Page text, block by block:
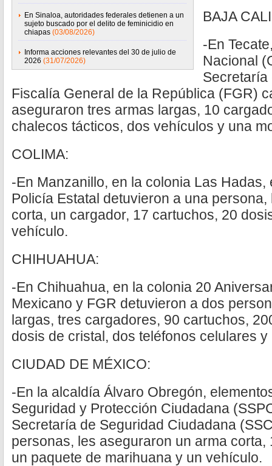
En Sinaloa, autoridades federales detienen a un
sujeto buscado por el delito de feminicidio en
chiapas (03/08/2026)
Informa acciones relevantes del 30 de julio de
2026 (31/07/2026)
BAJA
-En
Nacional
Secretaría
Fiscalía General de la República (FGR)
aseguraron tres armas largas, 10
chalecos tácticos, dos vehículos y una
COLIMA:
-En Manzanillo, en la colonia Las Hadas,
Policía Estatal detuvieron a una
corta, un cargador, 17 cartuchos, 20
vehículo.
CHIHUAHUA:
-En Chihuahua, en la colonia 20
Mexicano y FGR detuvieron a dos
largas, tres cargadores, 90 cartuchos,
dosis de cristal, dos teléfonos celulares
CIUDAD DE MÉXICO:
-En la alcaldía Álvaro Obregón,
Seguridad y Protección Ciudadana
Secretaría de Seguridad Ciudadana
personas, les aseguraron un arma corta,
un paquete de marihuana y un vehículo.